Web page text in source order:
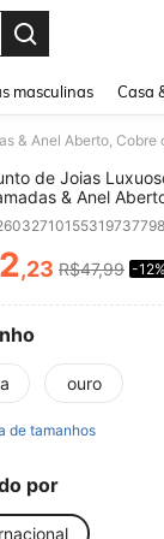
masculinas Casa
de Joias
& Anel
Detalhe de
Festa,
AND
,23 R$47,99 -12%
ouro
de tamanhos
por